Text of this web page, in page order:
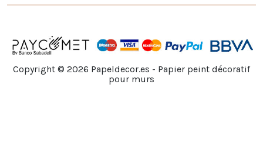
Copyright © 2026 Papeldecor.es - Papier peint décoratif
pour murs